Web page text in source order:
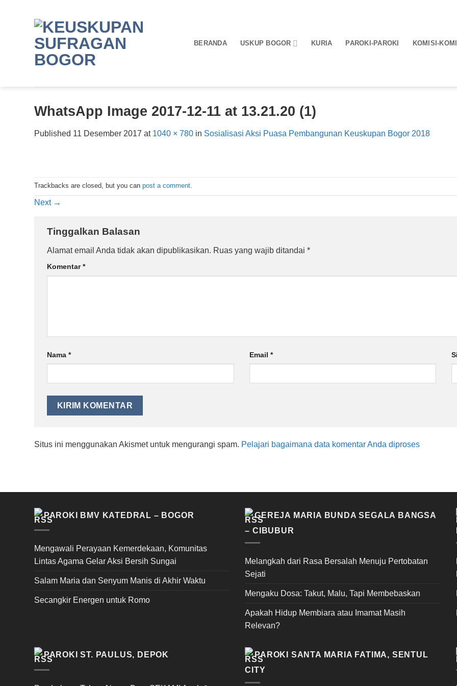
BERANDA USKUP BOGOR KURIA PAROKI-PAROKI KOMISI-
WhatsApp Image 2017-12-11 at 13.21.20 (1)
Published 11 Desember 2017 at 1040 × 780 in Sosialisasi Aksi Puasa Pembangunan Keuskupan Bogor 2018
Trackbacks are closed, but you can post a comment
Next →
Tinggalkan Balasan
Alamat email Anda tidak akan dipublikasikan. Ruas yang wajib ditandai *
Komentar*
Nama * Email *
Situs ini menggunakan Akismet untuk mengurangi spam. Pelajari bagaimana data komentar Anda diproses
PAROKI BMV KATEDRAL – BOGOR
Mengawali Perayaan Kemerdekaan, Komunitas
Lintas Agama Gelar Aksi Bersih Sungai
Salam Maria dan Senyum Manis di Akhir Waktu
Secangkir Energen untuk Romo
GEREJA MARIA BUNDA SEGALA BANGSA
– CIBUBUR
Melangkah dari Rasa Bersalah Menuju Pertobatan
Sejati
Mengaku Dosa: Takut, Malu, Tapi Membebaskan
Apakah Hidup Membiara atau Imamat Masih
Relevan?
PAROKI ST. PAULUS, DEPOK
PAROKI SANTA MARIA FATIMA, SENTUL
CITY